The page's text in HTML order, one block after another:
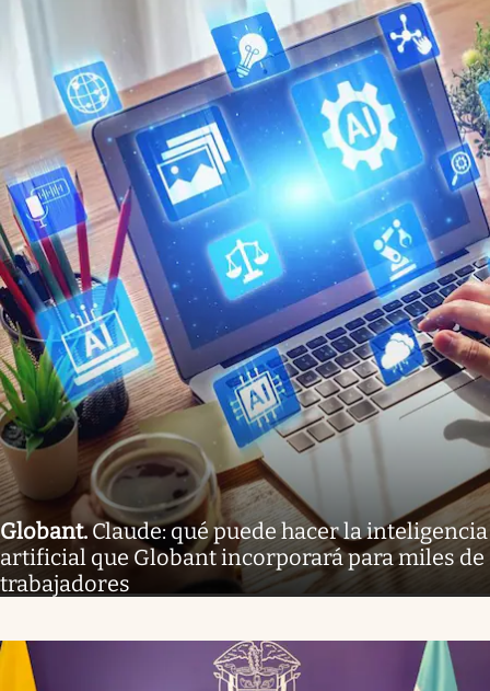
Globant.Claude: qué puede hacer la inteligencia
artificial que Globant incorporará para miles de
trabajadores